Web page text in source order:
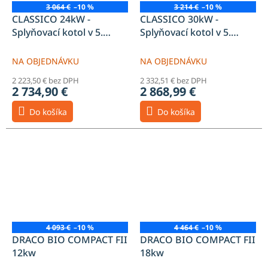
3 064 € –10 %
CLASSICO 24kW -
Splyňovací kotol v 5.
palivá BEZ POTREBY EL.
NA OBJEDNÁVKU
2 223,50 € bez DPH
2 734,90 €
Do košíka
3 214 € –10 %
CLASSICO 30kW -
Splyňovací kotol v 5.
palivá BEZ POTREBY EL.
NA OBJEDNÁVKU
2 332,51 € bez DPH
2 868,99 €
Do košíka
4 093 € –10 %
DRACO BIO COMPACT FII
12kw
4 464 € –10 %
DRACO BIO COMPACT FII
18kw